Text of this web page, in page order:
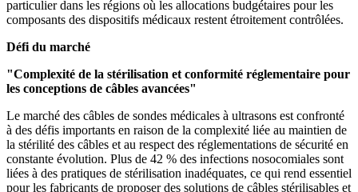
particulier dans les régions où les allocations budgétaires pour les
composants des dispositifs médicaux restent étroitement contrôlées.
Défi du marché
"Complexité de la stérilisation et conformité réglementaire pour
les conceptions de câbles avancées"
Le marché des câbles de sondes médicales à ultrasons est confronté
à des défis importants en raison de la complexité liée au maintien de
la stérilité des câbles et au respect des réglementations de sécurité en
constante évolution. Plus de 42 % des infections nosocomiales sont
liées à des pratiques de stérilisation inadéquates, ce qui rend essentiel
pour les fabricants de proposer des solutions de câbles stérilisables et